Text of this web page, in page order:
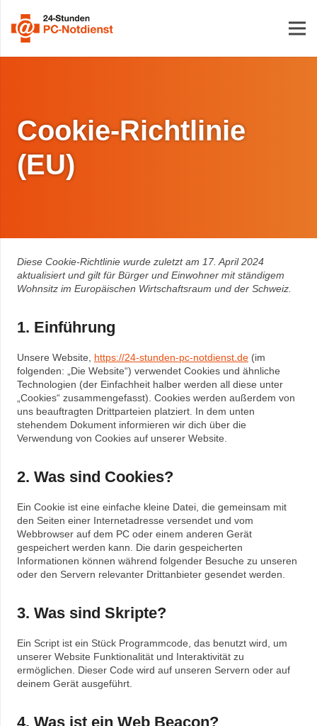
Cookie-Richtlinie
(EU)
Diese Cookie-Richtlinie wurde zuletzt am 17. April 2024
aktualisiert und gilt für Bürger und Einwohner mit ständigem
Wohnsitz im Europäischen Wirtschaftsraum und der Schweiz.
1. Einführung
Unsere Website, https://24-stunden-pc-notdienst.de (im
folgenden: „Die Website“) verwendet Cookies und ähnliche
Technologien (der Einfachheit halber werden all diese unter
„Cookies“ zusammengefasst). Cookies werden außerdem von
uns beauftragten Drittparteien platziert. In dem unten
stehendem Dokument informieren wir dich über die
Verwendung von Cookies auf unserer Website.
2. Was sind Cookies?
Ein Cookie ist eine einfache kleine Datei, die gemeinsam mit
den Seiten einer Internetadresse versendet und vom
Webbrowser auf dem PC oder einem anderen Gerät
gespeichert werden kann. Die darin gespeicherten
Informationen können während folgender Besuche zu unseren
oder den Servern relevanter Drittanbieter gesendet werden.
3. Was sind Skripte?
Ein Script ist ein Stück Programmcode, das benutzt wird, um
unserer Website Funktionalität und Interaktivität zu
ermöglichen. Dieser Code wird auf unseren Servern oder auf
deinem Gerät ausgeführt.
4. Was ist ein Web Beacon?